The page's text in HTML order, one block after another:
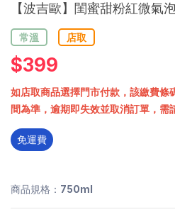
【波吉歐】閨蜜甜粉紅微
常溫 店取
$399
如店取商品選擇門市付款，該繳費條
間為準，逾期即失效並取消訂單，需
免運費
商品規格：750ml